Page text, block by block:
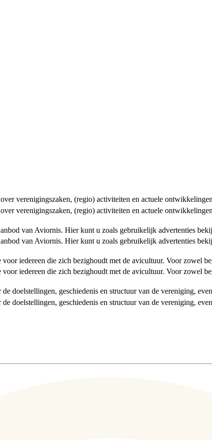
verenigingszaken, (regio) activiteiten en actuele
verenigingszaken, (regio) activiteiten en actuele
van Aviornis. Hier kunt u zoals gebruikelijk advertenties
van Aviornis. Hier kunt u zoals gebruikelijk advertenties
iedereen die zich bezighoudt met de avicultuur. Voor zowel
iedereen die zich bezighoudt met de avicultuur. Voor zowel
doelstellingen, geschiedenis en structuur van de vereniging,
doelstellingen, geschiedenis en structuur van de vereniging,